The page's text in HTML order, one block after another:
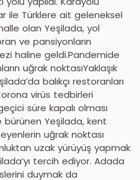
ile Türklere ait geleneksel
olan Yeşilada, yol
ve pansiyonların
haline geldi.Pandemide
uğrak noktasıYaklaşık
balıkçı restoranları
virüs tedbirleri
süre kapalı olması
Yeşilada, kent
uğrak noktası
uzak yürüyüş yapmak
tercih ediyor. Adada
duymak da